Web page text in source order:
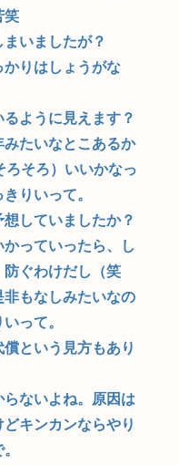
笑
いましたが？
りはしょうがな
ように見えます？
たいなとこあるか
ろそろ）いいかなっ
りいって。
していましたか？
っていったら、し
ぐわけだし（笑
もなしみたいなの
って。
という見方もあり
ないよね。原因は
キンカンならやり